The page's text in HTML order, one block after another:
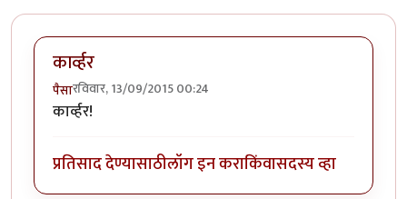
कार्व्हर
पैसारविवार, 13/09/2015 00:24
कार्व्हर!
प्रतिसाद देण्यासाठीलॉग इन कराकिंवासदस्य व्हा